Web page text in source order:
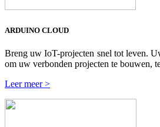
ARDUINO CLOUD
Breng uw IoT-projecten snel tot leven.
om uw verbonden projecten te bouwen,
Leer meer >